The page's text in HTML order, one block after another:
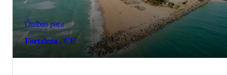
Ônibus para
Fortaleza - CE